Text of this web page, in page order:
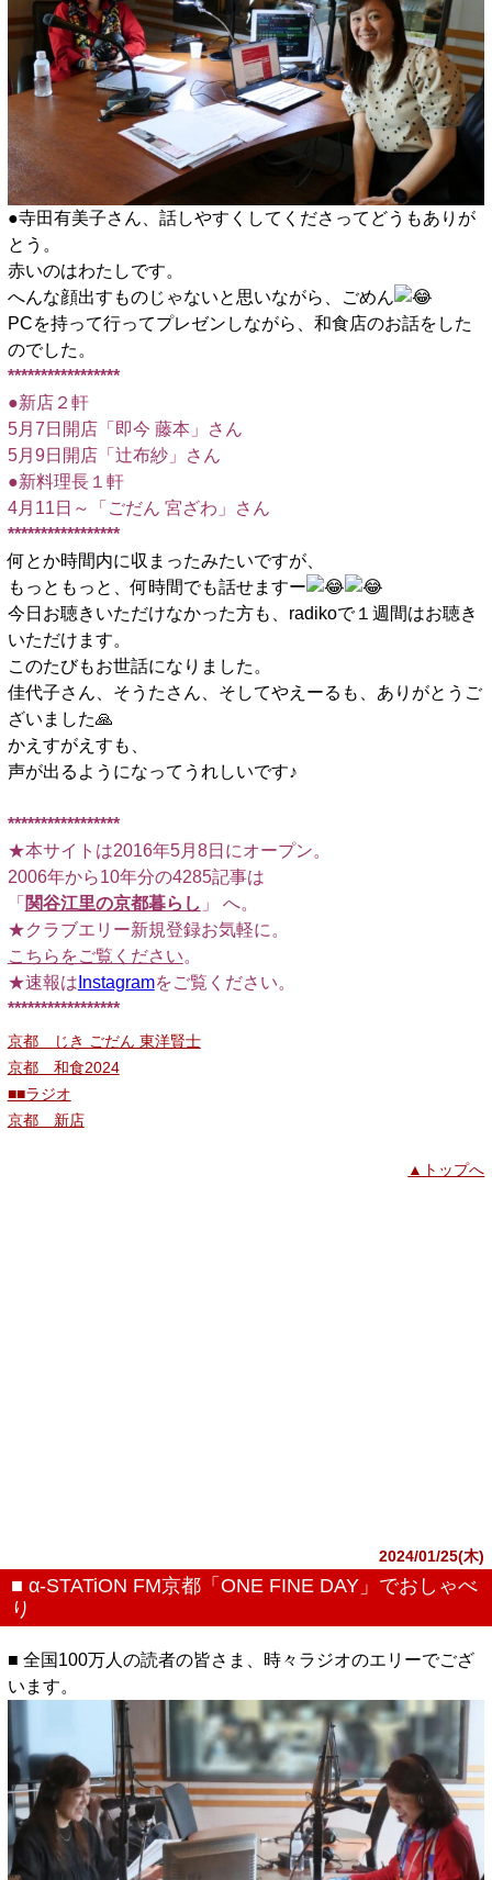
●寺田有美子さん、話しやすくしてくださってどうもありが
とう。
赤いのはわたしです。
へんな顔出すものじゃないと思いながら、ごめん
PCを持って行ってプレゼンしながら、和食店のお話をした
のでした。
*****************
●新店２軒
5月7日開店「即今 藤本」さん
5月9日開店「辻布紗」さん
●新料理長１軒
4月11日～「ごだん 宮ざわ」さん
*****************
何とか時間内に収まったみたいですが、
もっともっと、何時間でも話せますー
今日お聴きいただけなかった方も、radikoで１週間はお聴き
いただけます。
このたびもお世話になりました。
佳代子さん、そうたさん、そしてやえーるも、ありがとうご
ざいました🙏
かえすがえすも、
声が出るようになってうれしいです♪
*****************
★本サイトは2016年5月8日にオープン。
2006年から10年分の4285記事は
「 関谷江里の京都暮らし 」 へ。
★クラブエリー新規登録お気軽に。
こちらをご覧ください。
★速報は Instagramをご覧ください。
*****************
京都 じき ごだん 東洋賢士
京都 和食2024
■■ラジオ
京都 新店
▲トップへ
2024/01/25(木)
■ α-STATiON FM京都「ONE FINE DAY」でおしゃべ
り
■ 全国100万人の読者の皆さま、時々ラジオのエリーでござ
います。